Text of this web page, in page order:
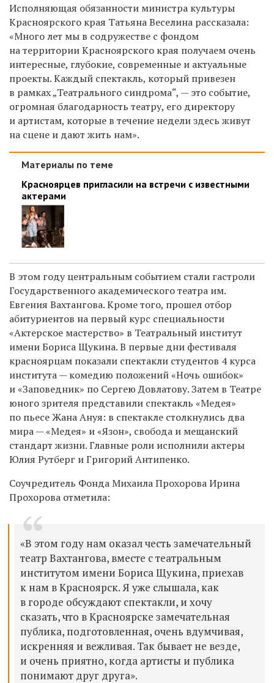
Исполняющая обязанности министра культуры
Красноярского края Татьяна Веселина рассказала:
«Много лет мы в содружестве с фондом
на территории Красноярского края получаем очень
интересные, глубокие, современные и актуальные
проекты. Каждый спектакль, который привезен
в рамках „Театрального синдрома“, — это событие,
огромная благодарность театру, его директору
и артистам, которые в течение недели здесь живут
на сцене и дают жить нам».
Материалы по теме
Красноярцев пригласили на встречи с известными
актерами
В этом году центральным событием стали гастроли
Государственного академического театра им.
Евгения Вахтангова. Кроме того, прошел отбор
абитуриентов на первый курс специальности
«Актерское мастерство» в Театральный институт
имени Бориса Щукина. В первые дни фестиваля
красноярцам показали спектакли студентов 4 курса
института — комедию положений «Ночь ошибок»
и «Заповедник» по Сергею Довлатову. Затем в Театре
юного зрителя представили спектакль «Медея»
по пьесе Жана Ануя: в спектакле столкнулись два
мира — «Медея» и «Язон», свобода и мещанский
стандарт жизни. Главные роли исполнили актеры
Юлия Рутберг и Григорий Антипенко.
Соучредитель Фонда Михаила Прохорова Ирина
Прохорова отметила:
«В этом году нам оказал честь замечательный
театр Вахтангова, вместе с театральным
институтом имени Бориса Щукина, приехав
к нам в Красноярск. Я уже слышала, как
в городе обсуждают спектакли, и хочу
сказать, что в Красноярске замечательная
публика, подготовленная, очень вдумчивая,
искренняя и вежливая. Так бывает не везде,
и очень приятно, когда артисты и публика
понимают друг друга».